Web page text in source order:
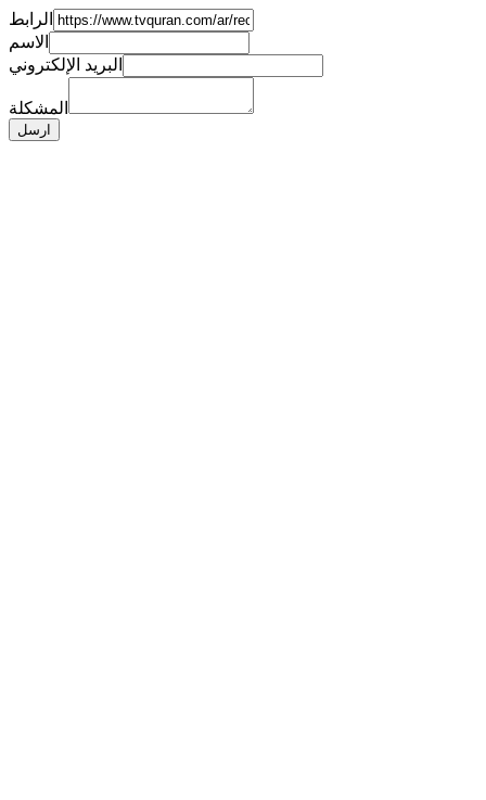
الرابط
الاسم
البريد الإلكتروني
المشكلة
ارسل